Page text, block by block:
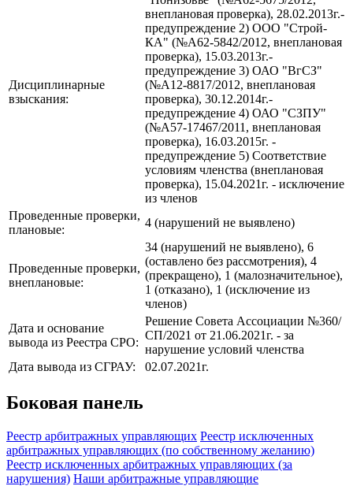
Дисциплинарные
взыскания:
внеплановая проверка), 28.02.2013г.-
предупреждение 2) ООО "Строй-
КА" (№А62-5842/2012, внеплановая
проверка), 15.03.2013г.-
предупреждение 3) ОАО "ВгСЗ"
(№А12-8817/2012, внеплановая
проверка), 30.12.2014г.-
предупреждение 4) ОАО "СЗПУ"
(№А57-17467/2011, внеплановая
проверка), 16.03.2015г. -
предупреждение 5) Соответствие
условиям членства (внеплановая
проверка), 15.04.2021г. - исключение
из членов
Проведенные проверки,
плановые:
4 (нарушений не выявлено)
Проведенные проверки,
внеплановые:
34 (нарушений не выявлено), 6
(оставлено без рассмотрения), 4
(прекращено), 1 (малозначительное),
1 (отказано), 1 (исключение из
членов)
Дата и основание
вывода из Реестра СРО:
Решение Совета Ассоциации №360/
СП/2021 от 21.06.2021г. - за
нарушение условий членства
Дата вывода из СГРАУ:
02.07.2021г.
Боковая панель
Реестр арбитражных управляющих Реестр исключенных
арбитражных управляющих (по собственному желанию)
Реестр исключенных арбитражных управляющих (за
нарушения) Наши арбитражные управляющие